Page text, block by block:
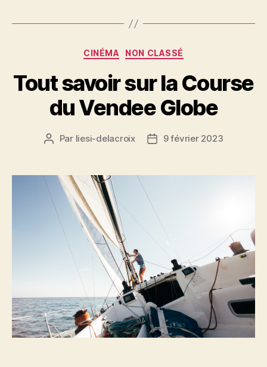
Catégories
CINÉMA NON CLASSÉ
Tout savoir sur la Course
du Vendee Globe
Auteur
Par liesi-delacroix
Date9 février 2023